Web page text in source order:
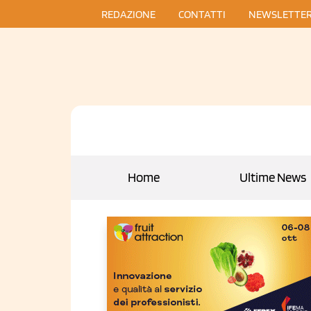
REDAZIONE CONTATTI
Home Ultime News